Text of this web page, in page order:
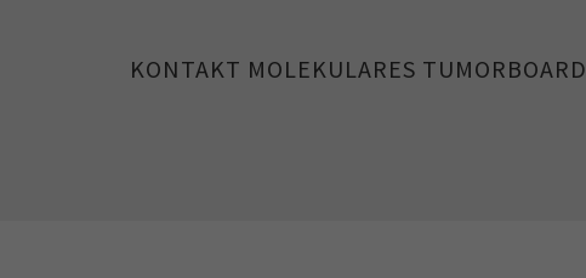
KONTAKT MOLEKULARES TUMORBOARD